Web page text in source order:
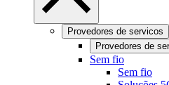
Provedores de servicos
Provedores de
Sem fio
Sem fio